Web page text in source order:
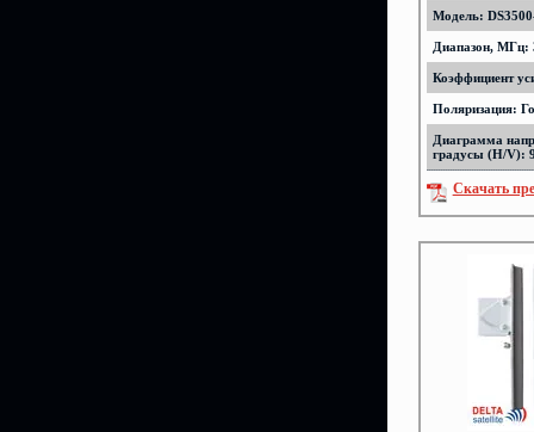
Модель:
Диапазон, МГц:
Коэффициент
Поляризация:
Диаграмма
градусы (H/V):
Скачать